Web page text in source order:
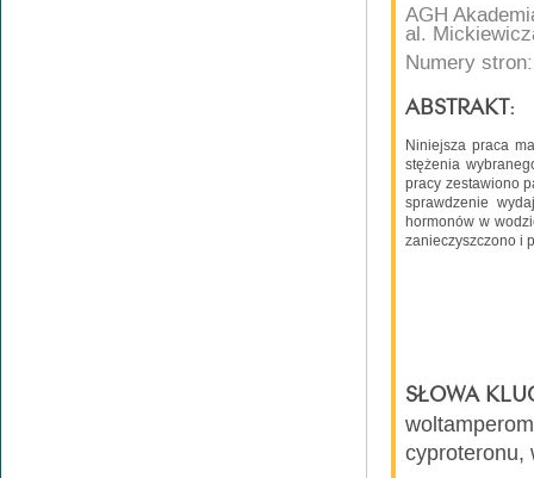
AGH
al.
Numery
ABSTRAKT:
Niniejsza praca
stężenia
pracy zestawiono
sprawdzenie
hormonów w
zanieczyszczono i
SŁOWA
cyproteronu,